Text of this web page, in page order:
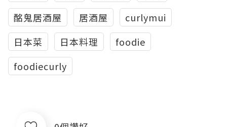
酩鬼居酒屋
居酒屋
curlymui
日本菜
日本料理
foodie
foodiecurly